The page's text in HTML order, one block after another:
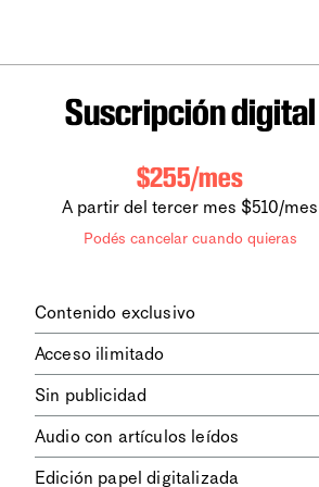
Suscripción digital
$255/mes
A partir del tercer mes $510/mes
Podés cancelar cuando quieras
Contenido exclusivo
digitales dela diaria
los contenidos de Le Monde
diplomatique.
Acceso ilimitado
contenidos.
Sin publicidad
publicitarios.
Audio con artículos leídos
Edición papel digitalizada